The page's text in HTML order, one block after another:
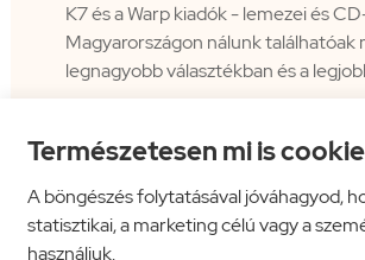
Természetesen mi is
A böngészés folytatásával jóváhagyod,
statisztikai, a marketing célú vagy a
használjuk.
K7 és a Warp kiadók - lemezei és
Magyarországon nálunk találhatóak
legnagyobb választékban és a